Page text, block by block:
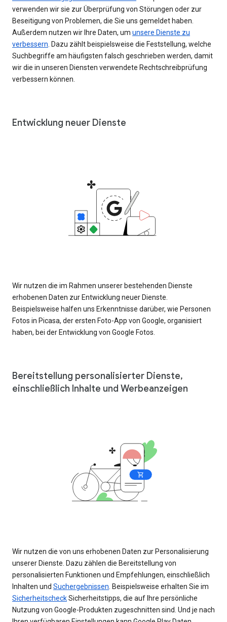
verwenden wir sie zur Überprüfung von Störungen oder zur
Beseitigung von Problemen, die Sie uns gemeldet haben.
Außerdem nutzen wir Ihre Daten, um unsere Dienste zu
verbessern . Dazu zählt beispielsweise die Feststellung, welche
Suchbegriffe am häufigsten falsch geschrieben werden, damit
wir die in unseren Diensten verwendete Rechtschreibprüfung
verbessern können.
Entwicklung neuer Dienste
Wir nutzen die im Rahmen unserer bestehenden Dienste
erhobenen Daten zur Entwicklung neuer Dienste.
Beispielsweise halfen uns Erkenntnisse darüber, wie Personen
Fotos in Picasa, der ersten Foto-App von Google, organisiert
haben, bei der Entwicklung von Google Fotos.
Bereitstellung personalisierter Dienste,
einschließlich Inhalte und Werbeanzeigen
Wir nutzen die von uns erhobenen Daten zur Personalisierung
unserer Dienste. Dazu zählen die Bereitstellung von
personalisierten Funktionen und Empfehlungen, einschließlich
Inhalten und Suchergebnissen . Beispielsweise erhalten Sie im
SicherheitscheckSicherheitstipps, die auf Ihre persönliche
Nutzung von Google-Produkten zugeschnitten sind. Und je nach